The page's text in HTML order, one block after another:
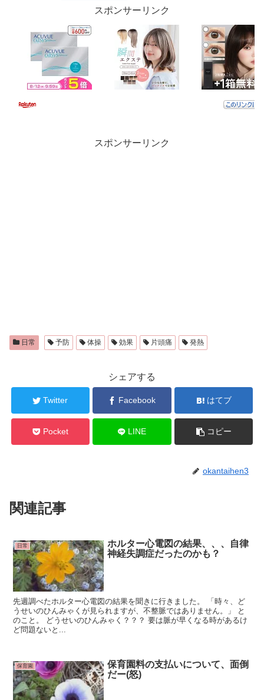
スポンサーリンク
スポンサーリンク
日常 予防 体操 効果 片頭痛 発熱
シェアする
Twitter Facebook はてブ
Pocket LINE コピー
okantaihen3
関連記事
日常
ホルター心電図の結果、、、自律
神経失調症だったのかも？
先週調べたホルター心電図の結果を聞きに行きました。 「時々、ど
うせいのひんみゃくが見られますが、不整脈ではありません。」 と
のこと。 どうせいのひんみゃく？？？ 要は脈が早くなる時があるけ
ど問題ないと...
保育園
保育園料の支払いについて、面倒
だー(怒)